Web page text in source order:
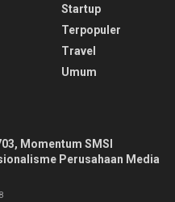
Startup
Terpopuler
Travel
Umum
Momentum SMSI
Perusahaan Media